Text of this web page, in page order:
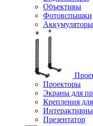
Объективы
Фотовспышки
Проекторы
Экраны для
Крепления
Презентатор